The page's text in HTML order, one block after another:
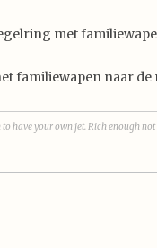
met
familiewapen naar de
have your own jet. Rich enough